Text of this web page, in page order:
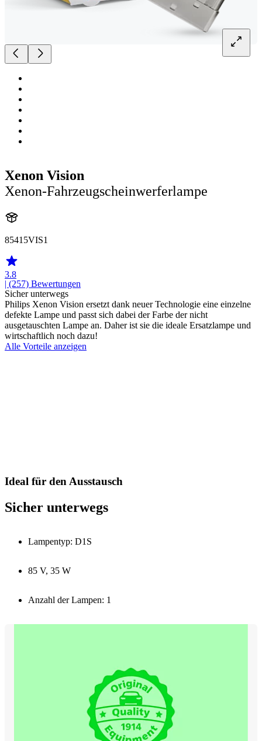
Xenon Vision
Xenon-Fahrzeugscheinwerferlampe
85415VIS1
3.8
| (257) Bewertungen
Sicher unterwegs
Philips Xenon Vision ersetzt dank neuer Technologie eine einzelne
defekte Lampe und passt sich dabei der Farbe der nicht
ausgetauschten Lampe an. Daher ist sie die ideale Ersatzlampe und
wirtschaftlich noch dazu!
Alle Vorteile anzeigen
Ideal für den Ausstausch
Sicher unterwegs
Lampentyp: D1S
85 V, 35 W
Anzahl der Lampen: 1